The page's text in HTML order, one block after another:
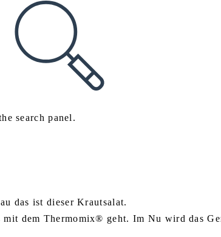
search panel.
das ist dieser Krautsalat.
dem Thermomix® geht. Im Nu wird das